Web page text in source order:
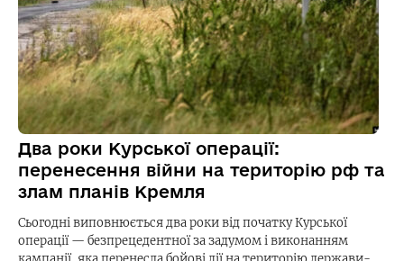
Два роки Курської операції:
перенесення війни на територію рф та
злам планів Кремля
Сьогодні виповнюється два роки від початку Курської
операції — безпрецедентної за задумом і виконанням